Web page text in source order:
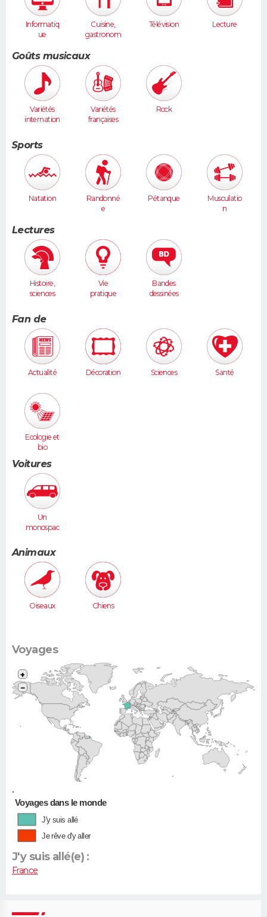
Informatiq
ue
Cuisine,
gastronom
Télévision Lecture
Goûts musicaux
Variétés
internation
Variétés
françaises
Rock
Sports
Natation
Randonné
e
Pétanque
Musculatio
n
Lectures
Histoire,
sciences
Vie
pratique
Bandes
dessinées
Fan de
Actualité Décoration Sciences Santé
Ecologie et
bio
Voitures
Un
monospac
Xsara
Picasso...)
Animaux
Oiseaux Chiens
Voyages
•
+
−
Voyages dans le monde
J'y suis allé
Je rêve d'y aller
J'y suis allé(e) :
France